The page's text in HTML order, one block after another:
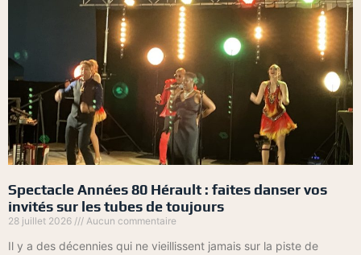
Spectacle Années 80 Hérault : faites danser vos
invités sur les tubes de toujours
28 juillet 2026 Aucun commentaire
Il y a des décennies qui ne vieillissent jamais sur la piste de